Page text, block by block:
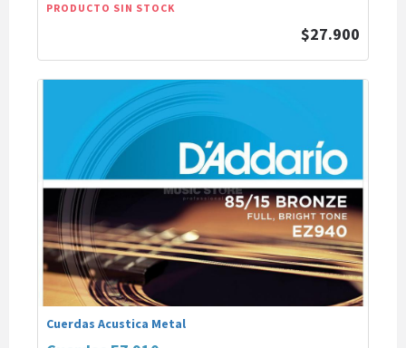
PRODUCTO SIN STOCK
$27.900
Cuerdas Acustica Metal